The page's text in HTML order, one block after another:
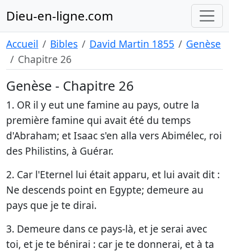
Dieu-en-ligne.com
Accueil Bibles David Martin 1855
Genèse
Chapitre 26
Genèse - Chapitre 26
1. OR il y eut une famine au pays, outre la
première famine qui avait été du temps
d'Abraham; et Isaac s'en alla vers Abimélec, roi
des Philistins, à Guérar.
2. Car l'Eternel lui était apparu, et lui avait dit :
Ne descends point en Egypte; demeure au
pays que je te dirai.
3. Demeure dans ce pays-là, et je serai avec
toi, et je te bénirai : car je te donnerai, et à ta